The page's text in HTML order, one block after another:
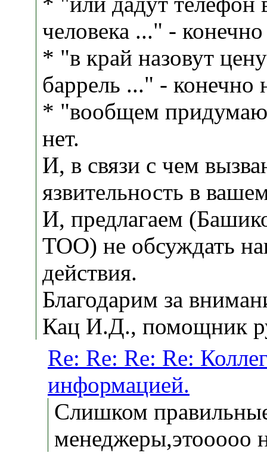
человека ..." -
* "в край назовут
баррель ..." - конечно
* "вообщем
нет.
И, в связи с чем
язвительность в
И, предлагаем
ТОО) не обсуждать
действия.
Благодарим за
Кац И.Д., помощник
Re: Re: Re: Re:
информацией.
Слишком
менеджеры,этооооо